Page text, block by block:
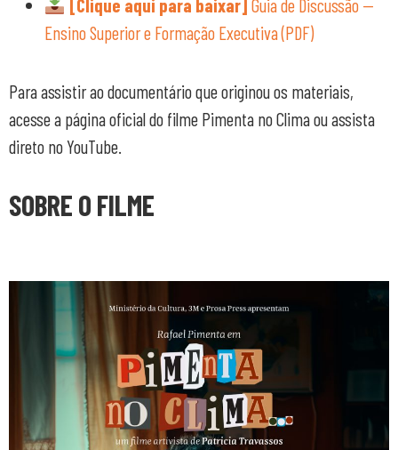
[Clique aqui para baixar] Guia de Discussão —
Ensino Superior e Formação Executiva (PDF)
Para assistir ao documentário que originou os materiais,
acesse a página oficial do filme Pimenta no Clima ou assista
direto no YouTube.
SOBRE O FILME